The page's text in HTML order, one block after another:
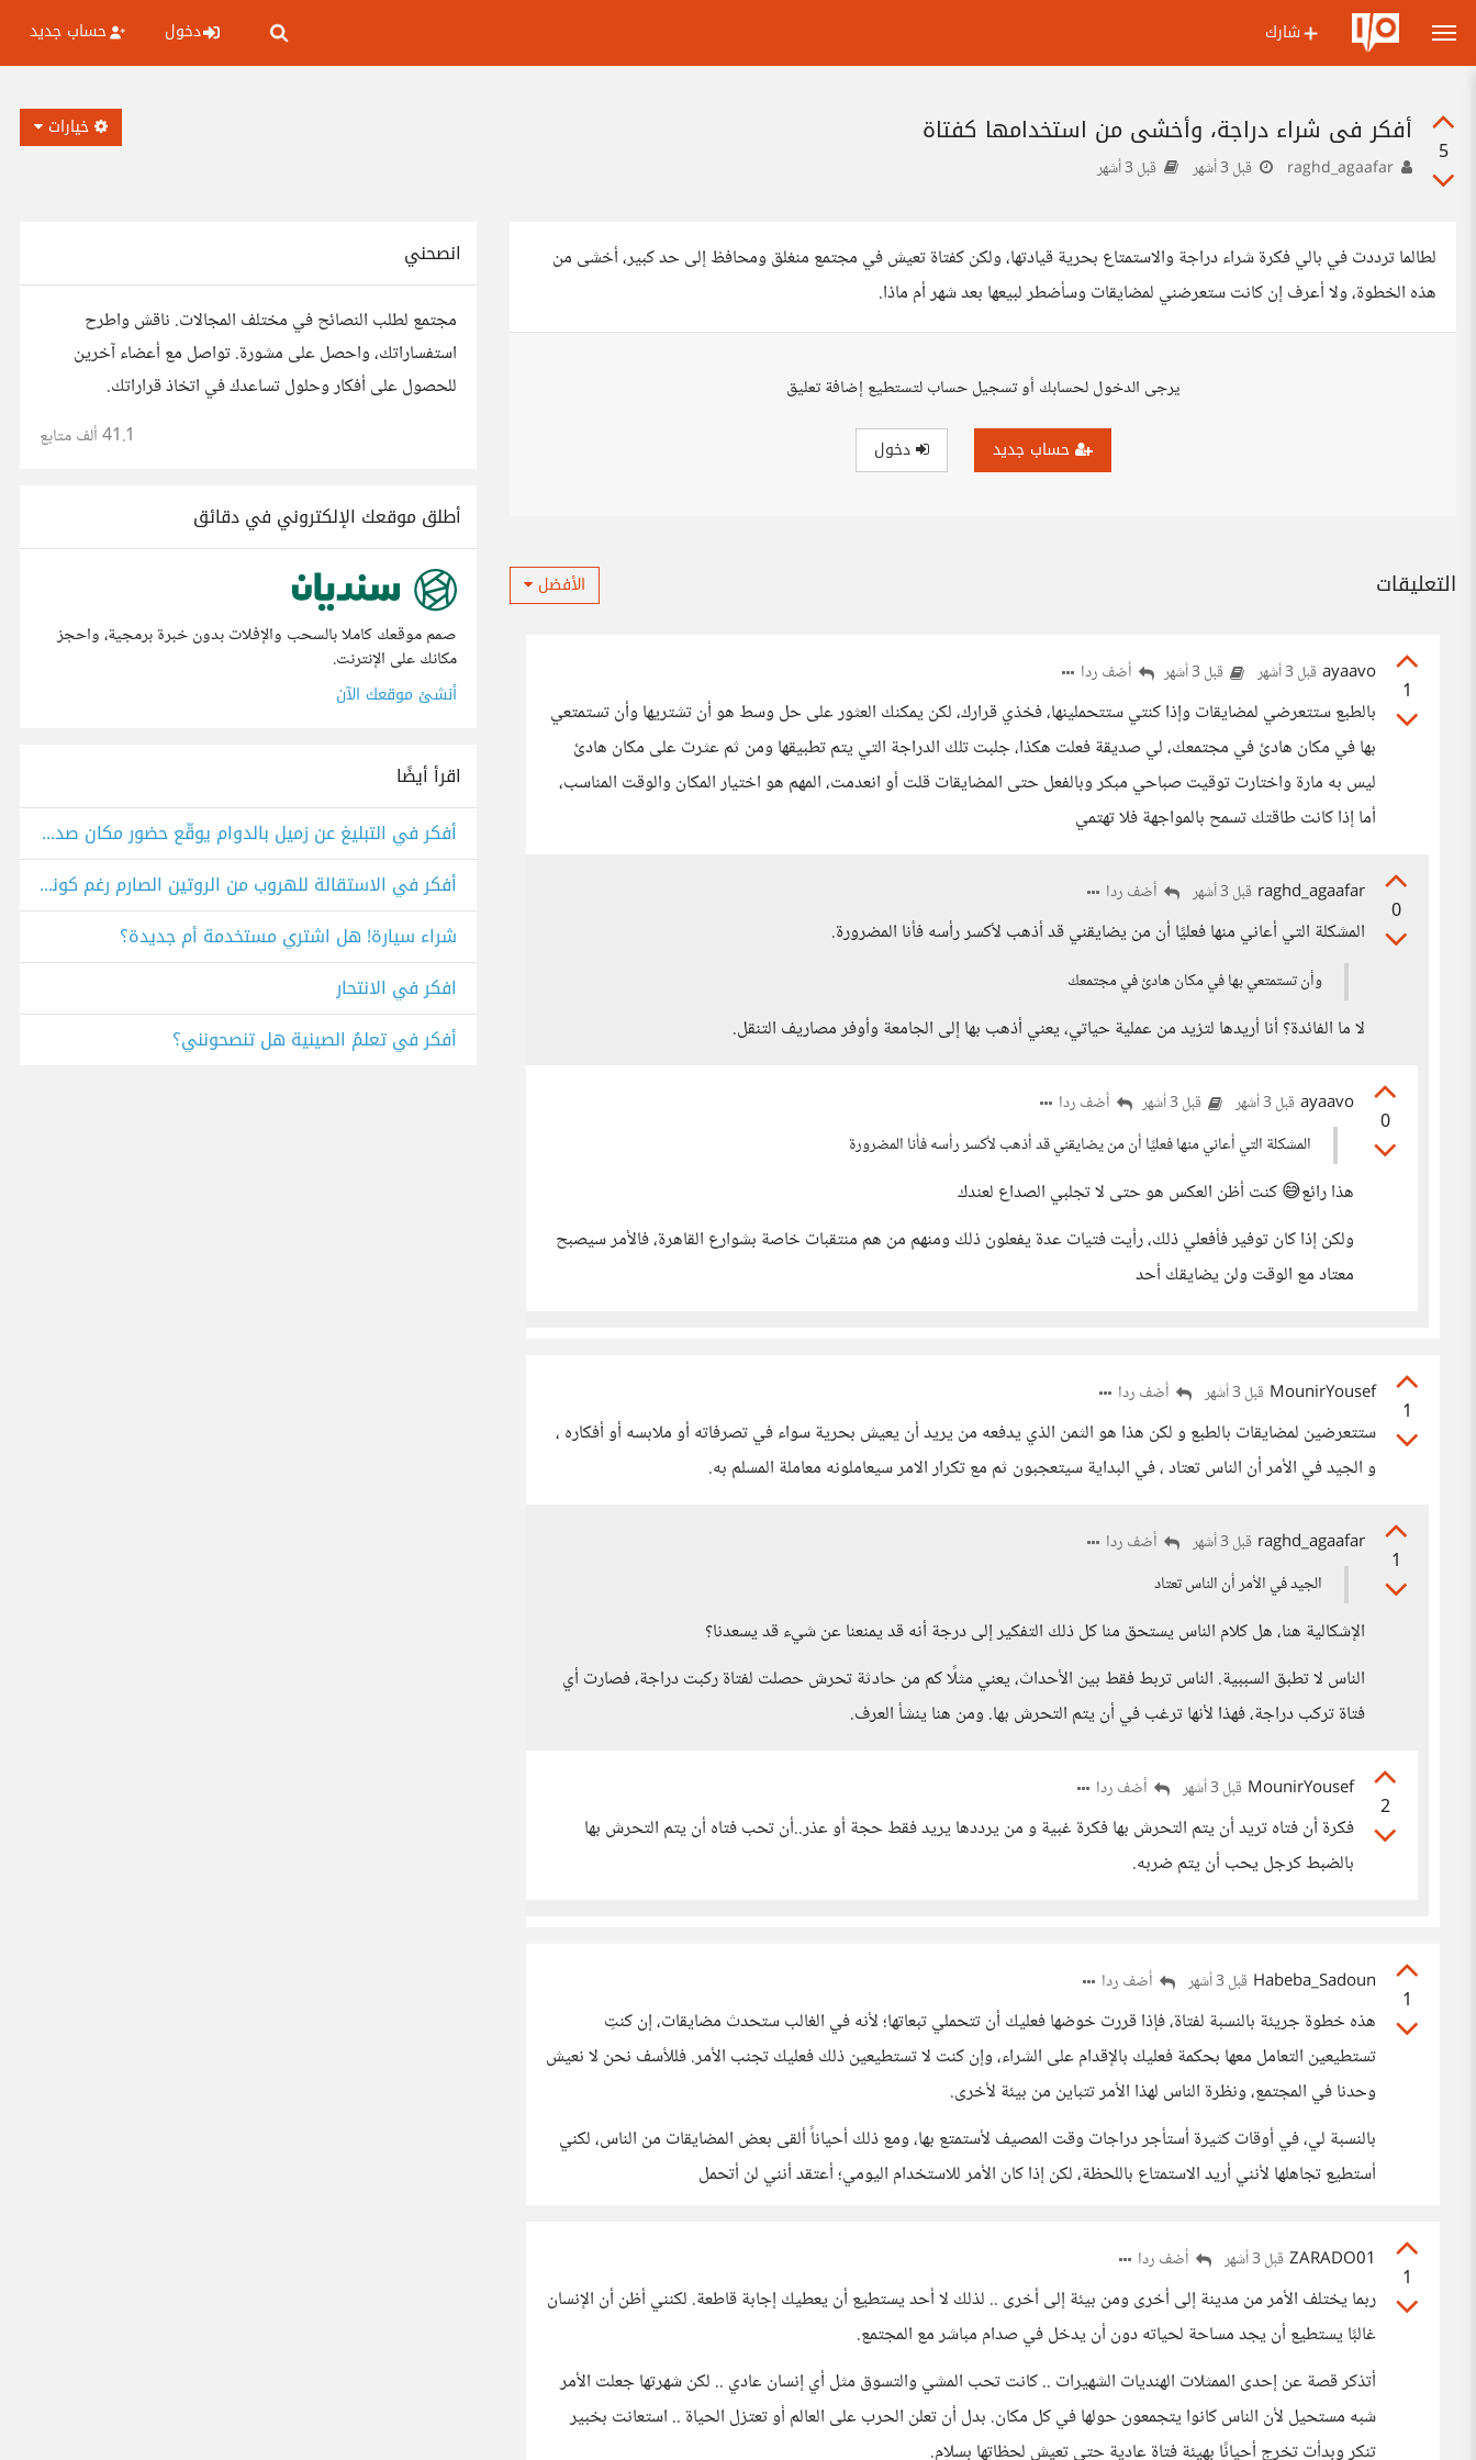
شارك دخول حساب جديد
5
أفكر في شراء دراجة، وأخشى من استخدامها كفتاة
قبل 3 أشهر قبل 3 أشهر
خيارات
لطالما ترددت في بالي فكرة شراء دراجة والاستمتاع بحرية قيادتها، ولكن كفتاة تعيش في مجتمع منغلق ومحافظ إلى حد كبير، أخشى من
هذه الخطوة، ولا أعرف إن كانت ستعرضني لمضايقات وسأضطر لبيعها بعد شهر أم ماذا.
يرجى الدخول لحسابك أو تسجيل حساب لتستطيع إضافة تعليق
حساب جديد دخول
التعليقات الأفضل
1
ayaavo قبل 3 أشهر قبل 3 أشهر أضف ردا
بالطبع ستتعرضي لمضايقات وإذا كنتي ستتحملينها، فخذي قرارك، لكن يمكنك العثور على حل وسط هو أن تشتريها وأن تستمتعي
بها في مكان هادئ في مجتمعك، لي صديقة فعلت هكذا، جلبت تلك الدراجة التي يتم تطبيقها ومن ثم عثرت على مكان هادئ
ليس به مارة واختارت توقيت صباحي مبكر وبالفعل حتى المضايقات قلت أو انعدمت، المهم هو اختيار المكان والوقت المناسب،
أما إذا كانت طاقتك تسمح بالمواجهة فلا تهتمي
0
raghd_agaafar قبل 3 أشهر أضف ردا
المشكلة التي أعاني منها فعليًا أن من يضايقني قد أذهب لأكسر رأسه فأنا المضرورة.
وأن تستمتعي بها في مكان هادئ في مجتمعك
لا ما الفائدة؟ أنا أريدها لتزيد من عملية حياتي، يعني أذهب بها إلى الجامعة وأوفر مصاريف التنقل.
0
ayaavo قبل 3 أشهر قبل 3 أشهر
أضف ردا
المشكلة التي أعاني منها فعليًا أن من يضايقني قد أذهب لأكسر رأسه فأنا المضرورة
هذا رائع😅 كنت أظن العكس هو حتى لا تجلبي الصداع لعندك
ولكن إذا كان توفير فأفعلي ذلك، رأيت فتيات عدة يفعلون ذلك ومنهم من هم منتقبات خاصة بشوارع القاهرة، فالأمر سيصبح
معتاد مع الوقت ولن يضايقك أحد
1
MounirYousef قبل 3 أشهر أضف ردا
ستتعرضين لمضايقات بالطبع و لكن هذا هو الثمن الذي يدفعه من يريد أن يعيش بحرية سواء في تصرفاته أو ملابسه أو أفكاره ،
و الجيد في الأمر أن الناس تعتاد ، في البداية سيتعجبون ثم مع تكرار الامر سيعاملونه معاملة المسلم به.
1
raghd_agaafar قبل 3 أشهر
أضف ردا
الجيد في الأمر أن الناس تعتاد
الإشكالية هنا، هل كلام الناس يستحق منا كل ذلك التفكير إلى درجة أنه قد يمنعنا عن شيء قد يسعدنا؟
الناس لا تطبق السببية. الناس تربط فقط بين الأحداث، يعني مثلًا كم من حادثة تحرش حصلت لفتاة ركبت دراجة، فصارت أي
فتاة تركب دراجة، فهذا لأنها ترغب في أن يتم التحرش بها. ومن هنا ينشأ العرف.
2
MounirYousef قبل 3 أشهر أضف ردا
فكرة أن فتاه تريد أن يتم التحرش بها فكرة غبية و من يرددها يريد فقط حجة أو عذر..أن تحب فتاه أن يتم التحرش بها
بالضبط كرجل يحب أن يتم ضربه.
1
Habeba_Sadoun قبل 3 أشهر أضف ردا
هذه خطوة جريئة بالنسبة لفتاة، فإذا قررت خوضها فعليك أن تتحملي تبعاتها؛ لأنه في الغالب ستحدث مضايقات، إن كنتِ
تستطيعين التعامل معها بحكمة فعليك بالإقدام على الشراء، وإن كنت لا تستطيعين ذلك فعليك تجنب الأمر. فللأسف نحن لا نعيش
وحدنا في المجتمع، ونظرة الناس لهذا الأمر تتباين من بيئة لأخرى.
بالنسبة لي، في أوقات كثيرة أستأجر دراجات وقت المصيف لأستمتع بها، ومع ذلك أحياناً ألقى بعض المضايقات من الناس، لكني
أستطيع تجاهلها لأنني أريد الاستمتاع باللحظة، لكن إذا كان الأمر للاستخدام اليومي؛ أعتقد أنني لن أتحمل
1
ZARADO01 قبل 3 أشهر أضف ردا
ربما يختلف الأمر من مدينة إلى أخرى ومن بيئة إلى أخرى .. لذلك لا أحد يستطيع أن يعطيك إجابة قاطعة. لكنني أظن أن الإنسان
غالبًا يستطيع أن يجد مساحة لحياته دون أن يدخل في صدام مباشر مع المجتمع.
أتذكر قصة عن إحدى الممثلات الهنديات الشهيرات .. كانت تحب المشي والتسوق مثل أي إنسان عادي .. لكن شهرتها جعلت الأمر
شبه مستحيل لأن الناس كانوا يتجمعون حولها في كل مكان. بدل أن تعلن الحرب على العالم أو تعتزل الحياة .. استعانت بخبير
تنكر وبدأت تخرج أحيانًا بهيئة فتاة عادية حتى تعيش لحظاتها بسلام.
انصحني
مجتمع لطلب النصائح في مختلف المجالات. ناقش واطرح
استفساراتك، واحصل على مشورة. تواصل مع أعضاء آخرين
للحصول على أفكار وحلول تساعدك في اتخاذ قراراتك.
41.1 ألف متابع
أطلق موقعك الإلكتروني في دقائق
صمم موقعك كاملا بالسحب والإفلات بدون خبرة برمجية، واحجز
مكانك على الإنترنت.
أنشئ موقعك الآن
اقرأ أيضًا
أفكر في التبليغ عن زميل بالدوام يوقّع حضور مكان صديقه الذي لا يحضر
أفكر في الاستقالة للهروب من الروتين الصارم رغم كوني ناجح
شراء سيارة! هل اشتري مستخدمة أم جديدة؟
افكر في الانتحار
أفكر في تعلمُ الصينية هل تنصحونني؟